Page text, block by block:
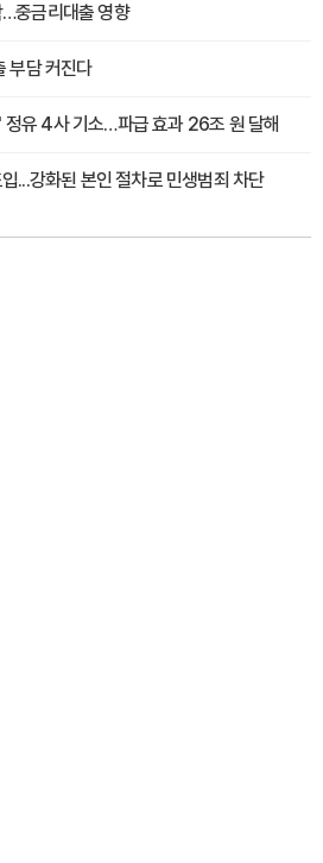
중금리대출 영향
부담 커진다
정유 4사 기소…파급 효과 26조 원 달해
...강화된 본인 절차로 민생범죄 차단